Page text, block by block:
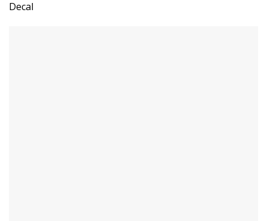
Decal